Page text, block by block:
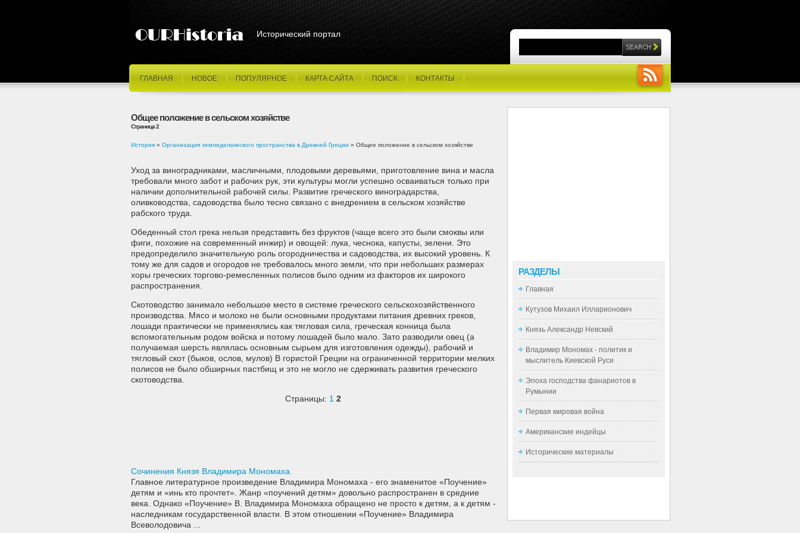
Исторический портал
ГЛАВНАЯ НОВОЕ ПОПУЛЯРНОЕ КАРТА САЙТА ПОИСК КОНТАКТЫ
Общее положение в сельском хозяйстве
Страница 2
История » Организация земледельческого пространства в Древней Греции » Общее положение в сельском хозяйстве
Уход за виноградниками, масличными, плодовыми деревьями, приготовление вина и масла
требовали много забот и рабочих рук, эти культуры могли успешно осваиваться только при
наличии дополнительной рабочей силы. Развитие греческого виноградарства,
оливководства, садоводства было тесно связано с внедрением в сельском хозяйстве
рабского труда.
Обеденный стол грека нельзя представить без фруктов (чаще всего это были смоквы или
фиги, похожие на современный инжир) и овощей: лука, чеснока, капусты, зелени. Это
предопределило значительную роль огородничества и садоводства, их высокий уровень. К
тому же для садов и огородов не требовалось много земли, что при небольших размерах
хоры греческих торгово-ремесленных полисов было одним из факторов их широкого
распространения.
Скотоводство занимало небольшое место в системе греческого сельскохозяйственного
производства. Мясо и молоко не были основными продуктами питания древних греков,
лошади практически не применялись как тягловая сила, греческая конница была
вспомогательным родом войска и потому лошадей было мало. Зато разводили овец (а
получаемая шерсть являлась основным сырьем для изготовления одежды), рабочий и
тягловый скот (быков, ослов, мулов) В гористой Греции на ограниченной территории мелких
полисов не было обширных пастбищ и это не могло не сдерживать развития греческого
скотоводства.
Страницы: 1 2
Сочинения Князя Владимира Мономаха.
Главное литературное произведение Владимира Мономаха - его знаменитое «Поучение»
детям и «инь кто прочтет». Жанр «поучений детям» довольно распространен в средние
века. Однако «Поучение» В. Владимира Мономаха обращено не просто к детям, а к детям -
наследникам государственной власти. В этом отношении «Поучение» Владимира
Всеволодовича ...
РАЗДЕЛЫ
Главная
Кутузов Михаил Илларионович
Князь Александр Невский
Владимир Мономах - политик и
мыслитель Киевской Руси
Эпоха господства фанариотов в
Румынии
Первая мировая война
Американские индейцы
Исторические материалы